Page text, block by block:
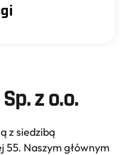
z o.o.
z siedzibą
55. Naszym głównym